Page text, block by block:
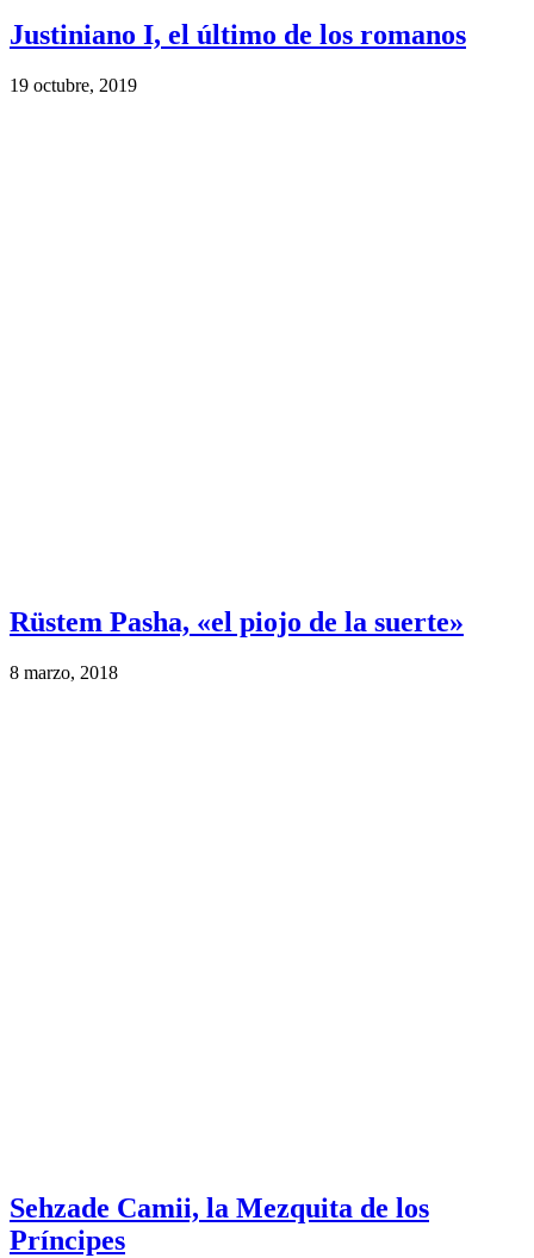
Justiniano I, el último de los romanos
19 octubre, 2019
Rüstem Pasha, «el piojo de la suerte»
8 marzo, 2018
Sehzade Camii, la Mezquita de los
Príncipes